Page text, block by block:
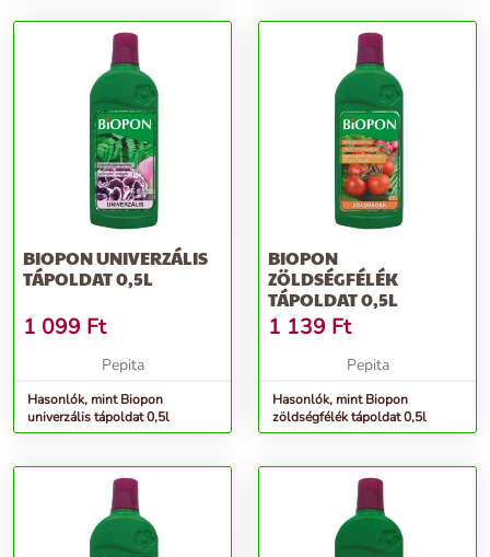
BIOPON UNIVERZÁLIS
TÁPOLDAT 0,5L
1 099 Ft
Pepita
Hasonlók, mint Biopon
univerzális tápoldat 0,5l
BIOPON
ZÖLDSÉGFÉLÉK
TÁPOLDAT 0,5L
1 139 Ft
Pepita
Hasonlók, mint Biopon
zöldségfélék tápoldat 0,5l